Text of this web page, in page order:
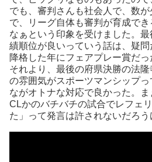
でも、審判さんも社会人で、数
で、リーグ自体も審判が育成で
なぁという印象を受けました。
績順位が良いっていう話は、疑
降格した年にフェアプレー賞だ
それより、最後の府県決勝の法
の雰囲気がスポーツマンシップ
ながオトナな対応で良かった。
CLかのバチバチの試合でレフェ
た」って発言は許されないだろう